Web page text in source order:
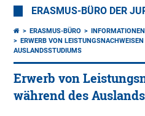
ERASMUS-BÜRO DER
ERASMUS-BÜRO
ERWERB VON
AUSLANDSSTUDIUMS
Erwerb von
während des